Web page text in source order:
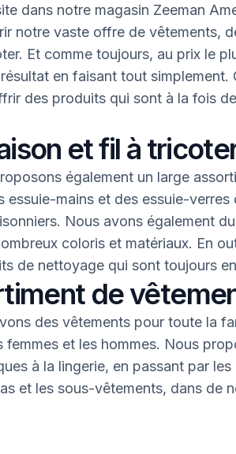
dans notre magasin Zeeman
notre vaste offre de vêtements,
Et comme toujours, au prix le
en faisant tout simplement.
des produits qui sont à la fois
et fil à
également un large
essuie-mains et des essuie-verres
Nous avons également
coloris et matériaux. En
de nettoyage qui sont toujours
de
des vêtements pour toute la
femmes et les hommes. Nous
à la lingerie, en passant par les
et les sous-vêtements, dans de